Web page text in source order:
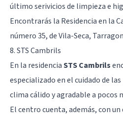
último serivicios de limpieza e
Encontrarás la Residencia en la
número 35, de Vila-Seca,
8. STS Cambrils
En la residenciaSTS Cambrils
especializado en el cuidado de
clima cálido y agradable a pocos
El centro cuenta, además, con